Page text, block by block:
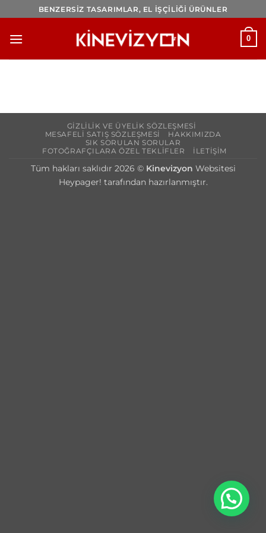
atla
BENZERSİZ TASARIMLAR, EL İŞÇİLİĞİ ÜRÜNLER
0
GIZLILIK VE ÜYELIK SÖZLEŞMESI
MESAFELI SATIŞ SÖZLEŞMESI
HAKKIMIZDA
SIK SORULAN SORULAR
FOTOĞRAFÇILARA ÖZEL TEKLIFLER
İLETIŞIM
Tüm hakları saklıdır 2026 © Kinevizyon Websitesi
Heypager! tarafından hazırlanmıştır.